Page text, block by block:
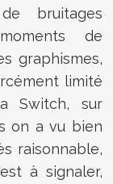
bruitages
de
graphismes,
limité
Switch, sur
on a vu bien
raisonnable,
à signaler,